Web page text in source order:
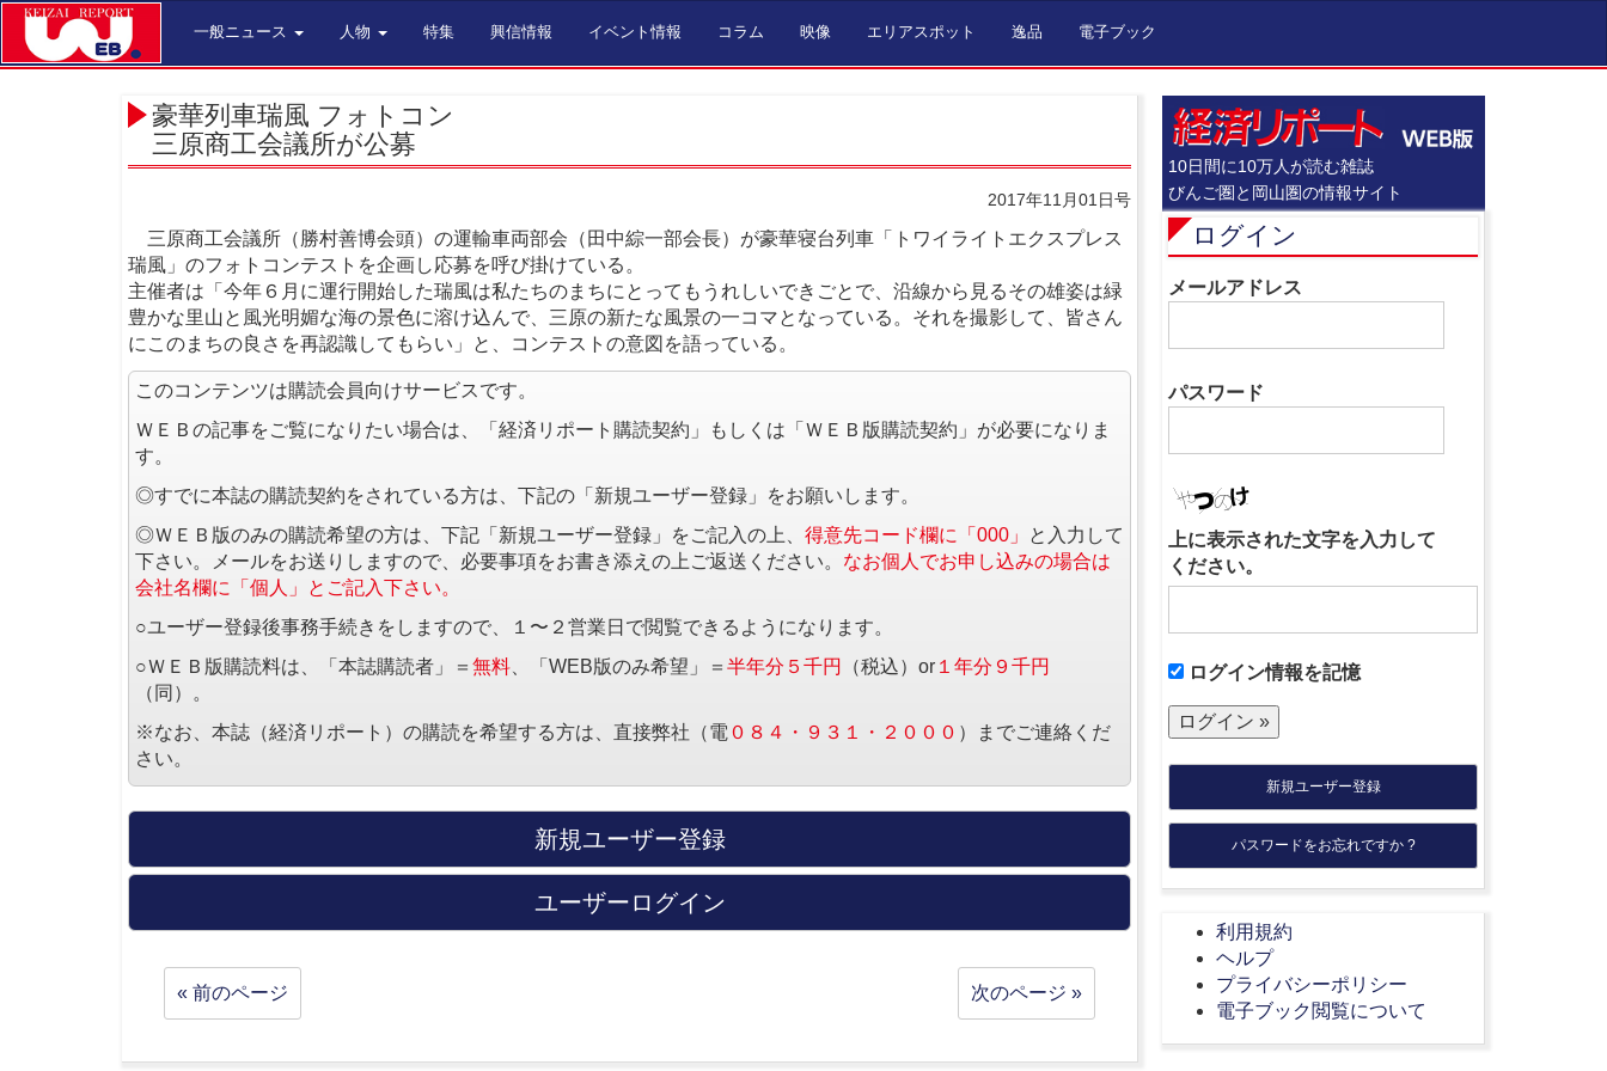
一般ニュース 人物 特集 興信情報 イベント情報 コラム 映像 エリアスポット 逸品 電子ブック
豪華列車瑞風 フォトコン
三原商工会議所が公募
2017年11月01日号
三原商工会議所（勝村善博会頭）の運輸車両部会（田中綜一部会長）が豪華寝台列車「トワイライトエクスプレス
瑞風」のフォトコンテストを企画し応募を呼び掛けている。
主催者は「今年６月に運行開始した瑞風は私たちのまちにとってもうれしいできごとで、沿線から見るその雄姿は緑
豊かな里山と風光明媚な海の景色に溶け込んで、三原の新たな風景の一コマとなっている。それを撮影して、皆さん
にこのまちの良さを再認識してもらい」と、コンテストの意図を語っている。
このコンテンツは購読会員向けサービスです。
ＷＥＢの記事をご覧になりたい場合は、「経済リポート購読契約」もしくは「ＷＥＢ版購読契約」が必要になりま
す。
◎すでに本誌の購読契約をされている方は、下記の「新規ユーザー登録」をお願いします。
◎ＷＥＢ版のみの購読希望の方は、下記「新規ユーザー登録」をご記入の上、 得意先コード欄に「000」
と入力して
下さい。メールをお送りしますので、必要事項をお書き添えの上ご返送ください。 なお個人でお申し込みの場合は
会社名欄に「個人」とご記入下さい。
○ユーザー登録後事務手続きをしますので、１〜２営業日で閲覧できるようになります。
○ＷＥＢ版購読料は、「本誌購読者」＝ 無料 、「WEB版のみ希望」＝ 半年分５千円 （税込）or １年分９千円
（同）。
※なお、本誌（経済リポート）の購読を希望する方は、直接弊社（電 ０８４・９３１・２０００ ）までご連絡くだ
さい。
新規ユーザー登録
ユーザーログイン
« 前のページ 次のページ »
10日間に10万人が読む雑誌
びんご圏と岡山圏の情報サイト
ログイン
メールアドレス
パスワード
上に表示された文字を入力して
ください。
ログイン情報を記憶
新規ユーザー登録
パスワードをお忘れですか ?
利用規約
ヘルプ
プライバシーポリシー
電子ブック閲覧について